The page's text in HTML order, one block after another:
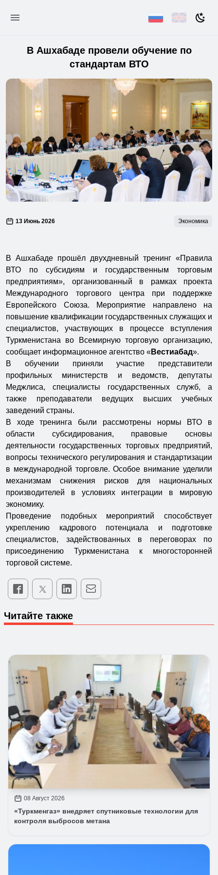
В Ашхабаде провели обучение по
стандартам ВТО
13 Июнь 2026 Экономика
В Ашхабаде прошёл двухдневный тренинг «Правила
ВТО по субсидиям и государственным торговым
предприятиям», организованный в рамках проекта
Международного торгового центра при поддержке
Европейского Союза. Мероприятие направлено на
повышение квалификации государственных служащих и
специалистов, участвующих в процессе вступления
Туркменистана во Всемирную торговую организацию,
сообщает информационное агентство «Вестиабад».
В обучении приняли участие представители
профильных министерств и ведомств, депутаты
Меджлиса, специалисты государственных служб, а
также преподаватели ведущих высших учебных
заведений страны.
В ходе тренинга были рассмотрены нормы ВТО в
области субсидирования, правовые основы
деятельности государственных торговых предприятий,
вопросы технического регулирования и стандартизации
в международной торговле. Особое внимание уделили
механизмам снижения рисков для национальных
производителей в условиях интеграции в мировую
экономику.
Проведение подобных мероприятий способствует
укреплению кадрового потенциала и подготовке
специалистов, задействованных в переговорах по
присоединению Туркменистана к многосторонней
торговой системе.
Читайте также
08 Август 2026
«Туркменгаз» внедряет спутниковые технологии для
контроля выбросов метана